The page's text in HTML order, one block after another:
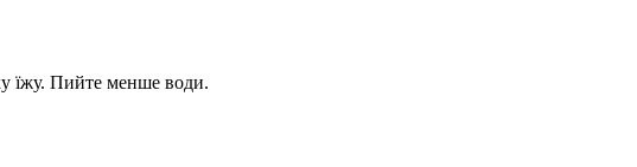
їжу. Пийте менше води.